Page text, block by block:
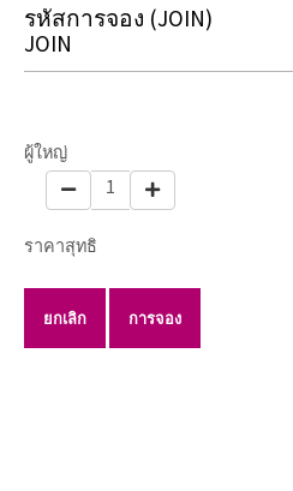
รหัสการจอง (JOIN)
JOIN
ผู้ใหญ่
1
ราคาสุทธิ
ยกเลิก การจอง